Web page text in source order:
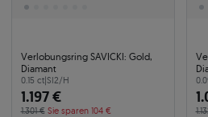
Verlobungsring SAVICKI: Gold,
Diamant
0.15 ct|SI2/H
1.197 €
1.301 € Sie sparen 104 €